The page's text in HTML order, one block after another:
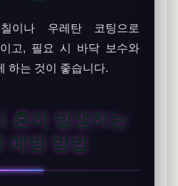
이나 우레탄 코팅으로
고, 필요 시 바닥 보수와
하는 것이 좋습니다.
흔히 발생하는
예방 방법